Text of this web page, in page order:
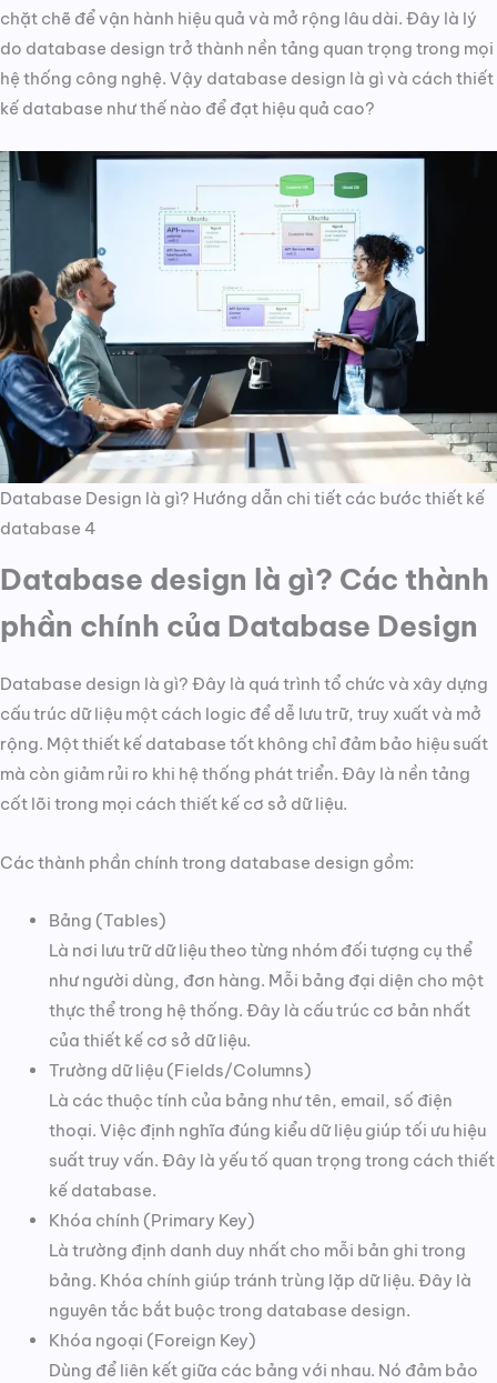
chặt chẽ để vận hành hiệu quả và mở rộng lâu dài. Đây là lý
do database design trở thành nền tảng quan trọng trong mọi
hệ thống công nghệ. Vậy database design là gì và cách thiết
kế database như thế nào để đạt hiệu quả cao?
Database Design là gì? Hướng dẫn chi tiết các bước thiết kế
database 4
Database design là gì? Các thành
phần chính của Database Design
Database design là gì? Đây là quá trình tổ chức và xây dựng
cấu trúc dữ liệu một cách logic để dễ lưu trữ, truy xuất và mở
rộng. Một thiết kế database tốt không chỉ đảm bảo hiệu suất
mà còn giảm rủi ro khi hệ thống phát triển. Đây là nền tảng
cốt lõi trong mọi cách thiết kế cơ sở dữ liệu.
Các thành phần chính trong database design gồm:
Bảng (Tables)
Là nơi lưu trữ dữ liệu theo từng nhóm đối tượng cụ thể
như người dùng, đơn hàng. Mỗi bảng đại diện cho một
thực thể trong hệ thống. Đây là cấu trúc cơ bản nhất
của thiết kế cơ sở dữ liệu.
Trường dữ liệu (Fields/Columns)
Là các thuộc tính của bảng như tên, email, số điện
thoại. Việc định nghĩa đúng kiểu dữ liệu giúp tối ưu hiệu
suất truy vấn. Đây là yếu tố quan trọng trong cách thiết
kế database.
Khóa chính (Primary Key)
Là trường định danh duy nhất cho mỗi bản ghi trong
bảng. Khóa chính giúp tránh trùng lặp dữ liệu. Đây là
nguyên tắc bắt buộc trong database design.
Khóa ngoại (Foreign Key)
Dùng để liên kết giữa các bảng với nhau. Nó đảm bảo